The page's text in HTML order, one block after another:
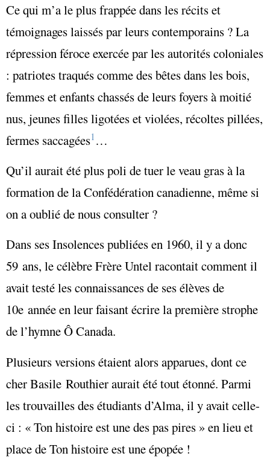
Ce qui m’a le plus frappée dans les récits et
témoignages laissés par leurs contemporains ? La
répression féroce exercée par les autorités coloniales
: patriotes traqués comme des bêtes dans les bois,
femmes et enfants chassés de leurs foyers à moitié
nus, jeunes filles ligotées et violées, récoltes pillées,
fermes saccagées1 …
Qu’il aurait été plus poli de tuer le veau gras à la
formation de la Confédération canadienne, même si
on a oublié de nous consulter ?
Dans ses Insolences publiées en 1960, il y a donc
59 ans, le célèbre Frère Untel racontait comment il
avait testé les connaissances de ses élèves de
10e année en leur faisant écrire la première strophe
de l’hymne Ô Canada.
Plusieurs versions étaient alors apparues, dont ce
cher Basile Routhier aurait été tout étonné. Parmi
les trouvailles des étudiants d’Alma, il y avait celle-
ci : « Ton histoire est une des pas pires » en lieu et
place de Ton histoire est une épopée !